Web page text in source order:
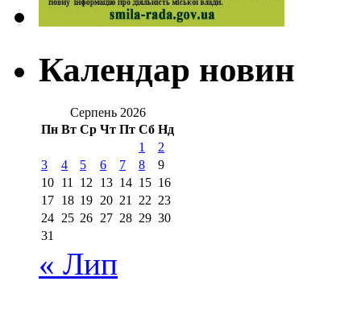
Календар новин
Серпень 2026
Пн Вт Ср Чт Пт Сб Нд
1
2
3
4 5 6 7 8
9
10 11 12 13 14 15 16
17 18 19 20 21 22 23
24 25 26 27 28 29 30
31
« Лип